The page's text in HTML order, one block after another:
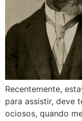
Recentemente,
para assistir, deve
ociosos, quando